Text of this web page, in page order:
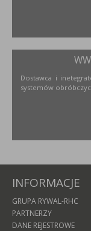
Dostawca i
systemów
INFORMACJE
GRUPA RYWAL-RHC
PARTNERZY
DANE REJESTROWE